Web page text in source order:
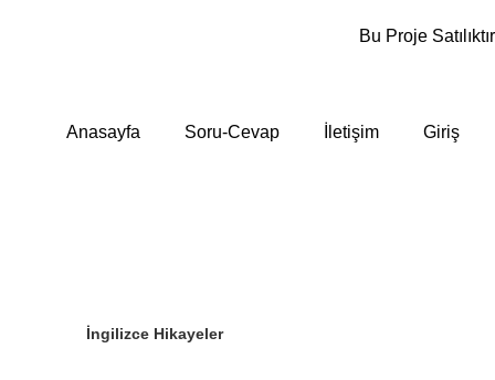
Bu Proje
Anasayfa Soru-Cevap İletişim Giriş
İngilizce Hikayeler